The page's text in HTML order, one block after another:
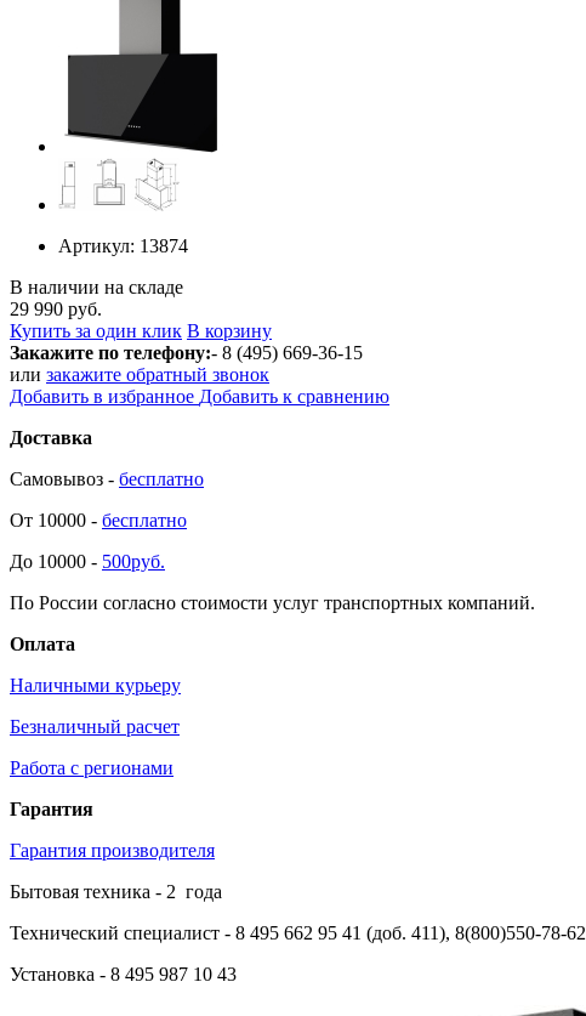
Артикул: 13874
В наличии на складе
29 990 руб.
Купить за один клик В корзину
Закажите по телефону:- 8 (495) 669-36-15
или закажите обратный звонок
Добавить в избранное Добавить к сравнению
Доставка
Самовывоз - бесплатно
От 10000 - бесплатно
До 10000 - 500руб.
По России согласно стоимости услуг транспортных компаний.
Оплата
Наличными курьеру
Безналичный расчет
Работа с регионами
Гарантия
Гарантия производителя
Бытовая техника - 2 года
Технический специалист - 8 495 662 95 41 (доб. 411), 8(800)550-78-62
Установка - 8 495 987 10 43